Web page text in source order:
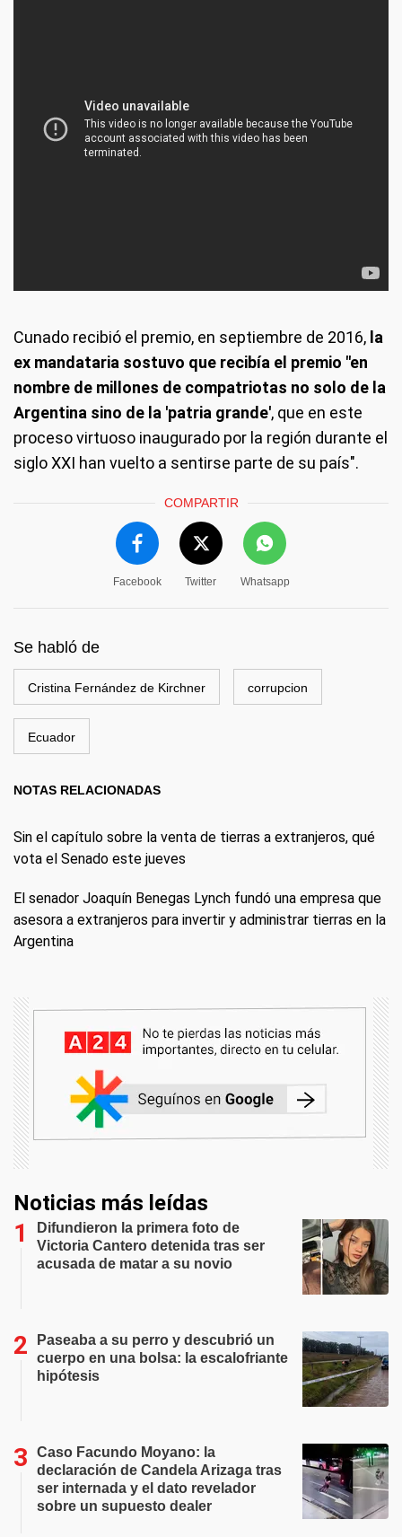
Cunado recibió el premio, en septiembre de 2016, la
ex mandataria sostuvo que recibía el premio "en
nombre de millones de compatriotas no solo de la
Argentina sino de la 'patria grande', que en este
proceso virtuoso inaugurado por la región durante el
siglo XXI han vuelto a sentirse parte de su país".
COMPARTIR
Facebook Twitter Whatsapp
Se habló de
Cristina Fernández de Kirchner corrupcion
Ecuador
NOTAS RELACIONADAS
Sin el capítulo sobre la venta de tierras a extranjeros, qué
vota el Senado este jueves
El senador Joaquín Benegas Lynch fundó una empresa que
asesora a extranjeros para invertir y administrar tierras en la
Argentina
Noticias más leídas
Difundieron la primera foto de
Victoria Cantero detenida tras ser
acusada de matar a su novio
Paseaba a su perro y descubrió un
cuerpo en una bolsa: la escalofriante
hipótesis
Caso Facundo Moyano: la
declaración de Candela Arizaga tras
ser internada y el dato revelador
sobre un supuesto dealer